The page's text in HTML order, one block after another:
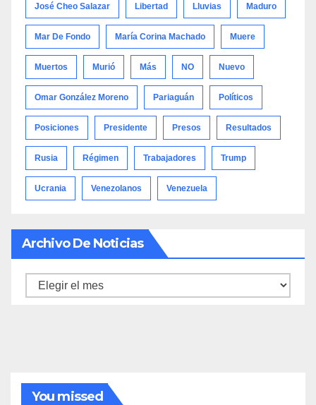
José Cheo Salazar Libertad Lluvias Maduro
Mar De Fondo María Corina Machado Muere
Muertos Murió Más NO Nuevo
Omar González Moreno Pariaguán Políticos
Posiciones Presidente Presos Resultados
Rusia Régimen Trabajadores Trump
Ucrania Venezolanos Venezuela
Archivo De Noticias
Archivo
You missed